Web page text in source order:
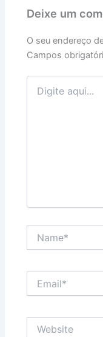
Deixe um
O seu endereço
Campos
Digite
aqui...